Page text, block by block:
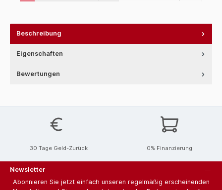
Beschreibung
Eigenschaften
Bewertungen
30 Tage Geld-Zurück 0% Finanzierung
Newsletter
Abonnieren Sie jetzt einfach unseren regelmäßig erscheinenden